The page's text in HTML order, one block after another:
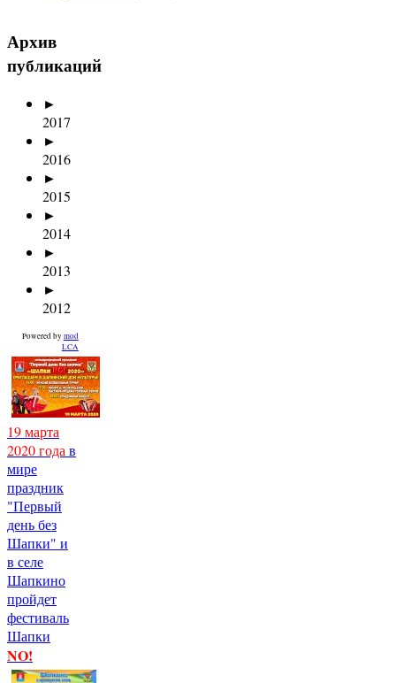
Архив
публикаций
►
2017
►
2016
►
2015
►
2014
►
2013
►
2012
Powered by mod
LCA
19 марта
2020 года в
мире
праздник
"Первый
день без
Шапки" и
в селе
Шапкино
пройдет
фестиваль
Шапки
NO!